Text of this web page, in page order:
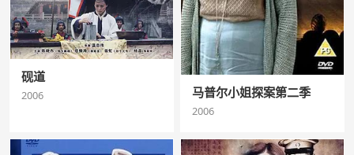
砚道
2006 马普尔小姐探案第二季
2006